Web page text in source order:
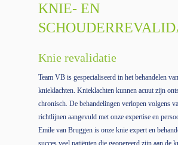
KNIE- EN
Knie revalidatie
Team VB is gespecialiseerd in het behandelen
knieklachten. Knieklachten kunnen acuut zijn
chronisch. De behandelingen verlopen volgens
richtlijnen aangevuld met onze expertise en
Emile van Bruggen is onze knie expert en